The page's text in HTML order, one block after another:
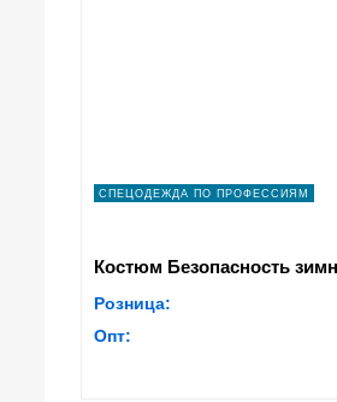
СПЕЦОДЕЖДА ПО ПРОФЕССИЯМ
Костюм Безопасность
Розница:
Опт: